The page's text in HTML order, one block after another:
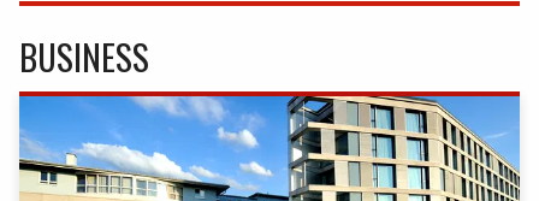
BUSINESS